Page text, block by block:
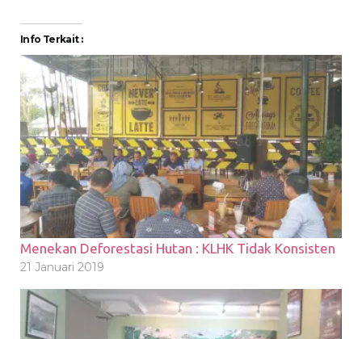
Info Terkait :
Menekan Deforestasi Hutan : KLHK Tidak Konsisten
21 Januari 2019